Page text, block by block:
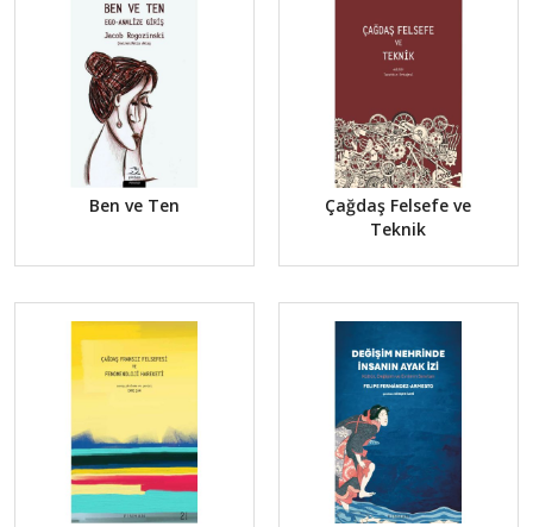
Ben ve Ten
Çağdaş Felsefe ve
Teknik